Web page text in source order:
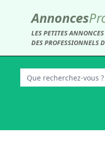
Annonces
LES PETITES ANNONCES
DES PROFESSIONNELS